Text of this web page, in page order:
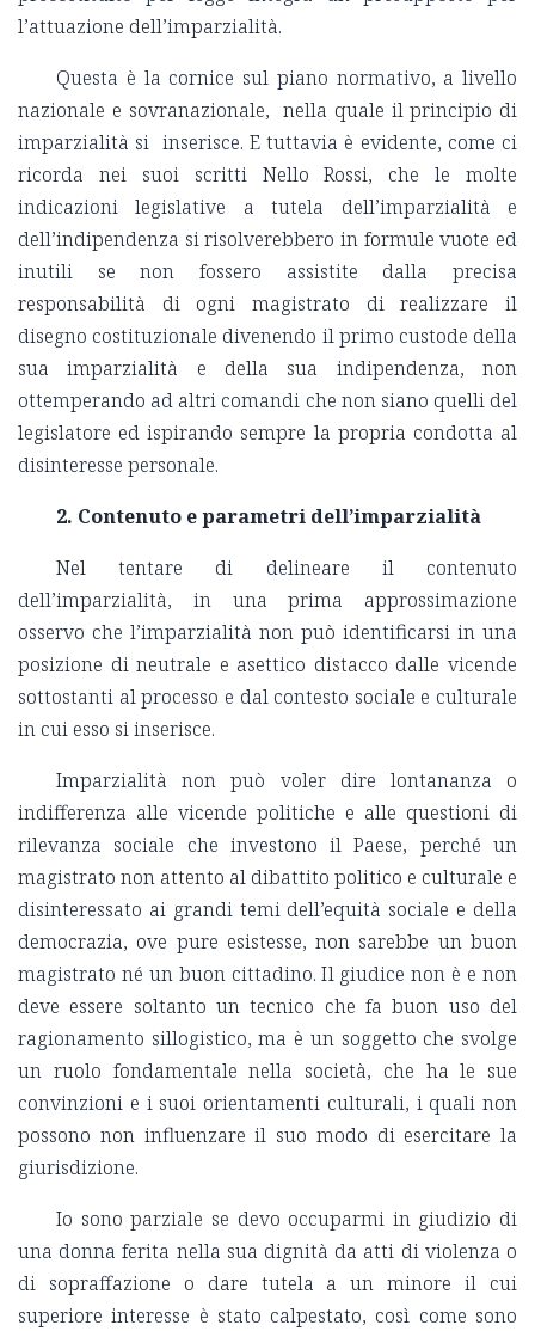
l’attuazione dell’imparzialità.
Questa è la cornice sul piano normativo, a livello
nazionale e sovranazionale, nella quale il principio di
imparzialità si inserisce. E tuttavia è evidente, come ci
ricorda nei suoi scritti Nello Rossi, che le molte
indicazioni legislative a tutela dell’imparzialità e
dell’indipendenza si risolverebbero in formule vuote ed
inutili se non fossero assistite dalla precisa
responsabilità di ogni magistrato di realizzare il
disegno costituzionale divenendo il primo custode della
sua imparzialità e della sua indipendenza, non
ottemperando ad altri comandi che non siano quelli del
legislatore ed ispirando sempre la propria condotta al
disinteresse personale.
2. Contenuto e parametri dell’imparzialità
Nel tentare di delineare il contenuto
dell’imparzialità, in una prima approssimazione
osservo che l’imparzialità non può identificarsi in una
posizione di neutrale e asettico distacco dalle vicende
sottostanti al processo e dal contesto sociale e culturale
in cui esso si inserisce.
Imparzialità non può voler dire lontananza o
indifferenza alle vicende politiche e alle questioni di
rilevanza sociale che investono il Paese, perché un
magistrato non attento al dibattito politico e culturale e
disinteressato ai grandi temi dell’equità sociale e della
democrazia, ove pure esistesse, non sarebbe un buon
magistrato né un buon cittadino. Il giudice non è e non
deve essere soltanto un tecnico che fa buon uso del
ragionamento sillogistico, ma è un soggetto che svolge
un ruolo fondamentale nella società, che ha le sue
convinzioni e i suoi orientamenti culturali, i quali non
possono non influenzare il suo modo di esercitare la
giurisdizione.
Io sono parziale se devo occuparmi in giudizio di
una donna ferita nella sua dignità da atti di violenza o
di sopraffazione o dare tutela a un minore il cui
superiore interesse è stato calpestato, così come sono